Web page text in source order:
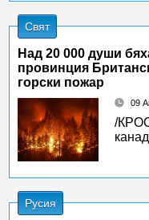
Свят
Над 20 000 души
провинция
горски пожар
09
/
Русия